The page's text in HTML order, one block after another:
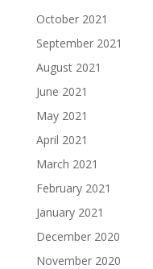
October 2021
September 2021
August 2021
June 2021
May 2021
April 2021
March 2021
February 2021
January 2021
December 2020
November 2020